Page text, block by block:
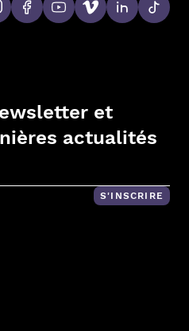
et
actualités
S'INSCRIRE